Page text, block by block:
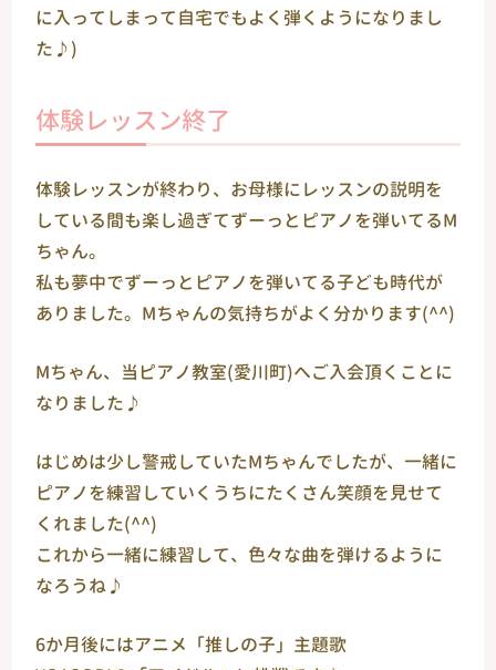
に入ってしまって自宅でもよく弾くようになりまし
た♪)
体験レッスン終了
体験レッスンが終わり、お母様にレッスンの説明を
している間も楽し過ぎてずーっとピアノを弾いてるМ
ちゃん。
私も夢中でずーっとピアノを弾いてる子ども時代が
ありました。Мちゃんの気持ちがよく分かります(^^)
Мちゃん、当ピアノ教室(愛川町)へご入会頂くことに
なりました♪
はじめは少し警戒していたМちゃんでしたが、一緒に
ピアノを練習していくうちにたくさん笑顔を見せて
くれました(^^)
これから一緒に練習して、色々な曲を弾けるように
なろうね♪
6か月後にはアニメ「推しの子」主題歌